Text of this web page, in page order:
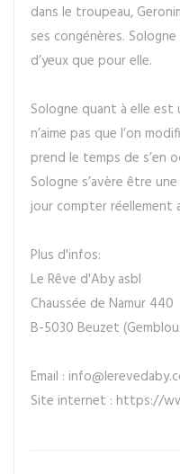
dans le troupeau,
ses congénères.
d’yeux que pour elle.
Sologne quant à elle est
n’aime pas que l’on
prend le temps de s’en
Sologne s’avère être
jour compter réellement
Plus d'infos:
Le Rêve d'Aby asbl
Chaussée de Namur 440
B-5030 Beuzet
Email :
Site internet : https://